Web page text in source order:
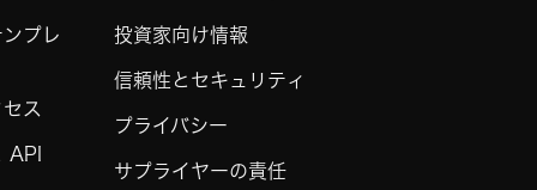
プレ
ス
API
投資家向け情報
信頼性とセキュリティ
プライバシー
サプライヤーの責任